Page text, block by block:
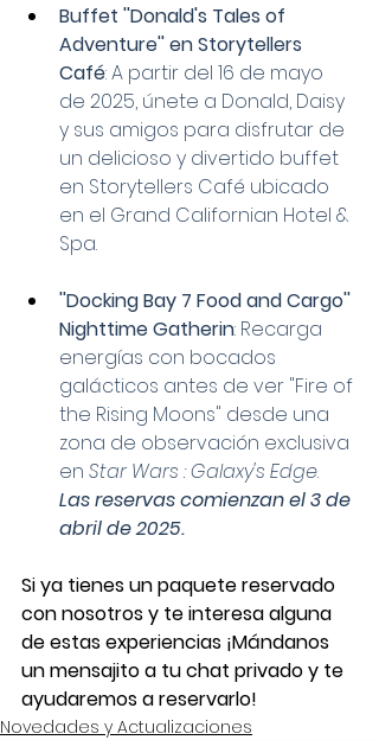
Buffet ''Donald's Tales of
Adventure'' en Storytellers
Café: A partir del 16 de mayo
de 2025, únete a Donald, Daisy
y sus amigos para disfrutar de
un delicioso y divertido buffet
en Storytellers Café ubicado
en el Grand Californian Hotel &
Spa.
''Docking Bay 7 Food and Cargo''
Nighttime Gatherin: Recarga
energías con bocados
galácticos antes de ver "Fire of
the Rising Moons" desde una
zona de observación exclusiva
en Star Wars : Galaxy's Edge.
Las reservas comienzan el 3 de
abril de 2025.
Si ya tienes un paquete reservado
con nosotros y te interesa alguna
de estas experiencias ¡Mándanos
un mensajito a tu chat privado y te
ayudaremos a reservarlo!
Novedades y Actualizaciones